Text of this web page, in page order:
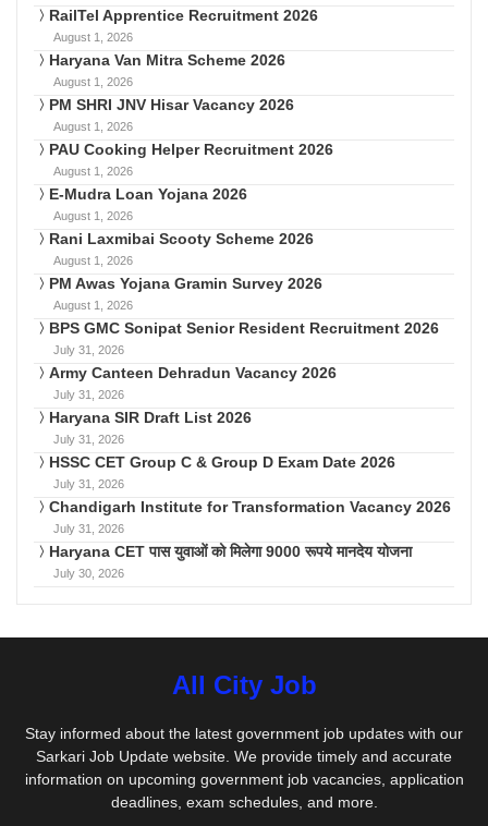
RailTel Apprentice Recruitment 2026
August 1, 2026
Haryana Van Mitra Scheme 2026
August 1, 2026
PM SHRI JNV Hisar Vacancy 2026
August 1, 2026
PAU Cooking Helper Recruitment 2026
August 1, 2026
E-Mudra Loan Yojana 2026
August 1, 2026
Rani Laxmibai Scooty Scheme 2026
August 1, 2026
PM Awas Yojana Gramin Survey 2026
August 1, 2026
BPS GMC Sonipat Senior Resident Recruitment 2026
July 31, 2026
Army Canteen Dehradun Vacancy 2026
July 31, 2026
Haryana SIR Draft List 2026
July 31, 2026
HSSC CET Group C & Group D Exam Date 2026
July 31, 2026
Chandigarh Institute for Transformation Vacancy 2026
July 31, 2026
Haryana CET पास युवाओं को मिलेगा 9000 रूपये मानदेय योजना
July 30, 2026
All City Job
Stay informed about the latest government job updates with our
Sarkari Job Update website. We provide timely and accurate
information on upcoming government job vacancies, application
deadlines, exam schedules, and more.